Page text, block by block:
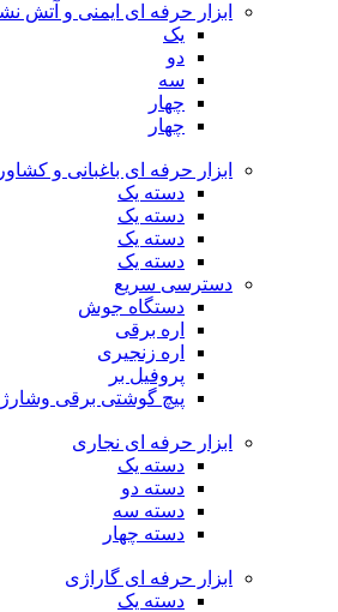
ابزار حرفه ای ایمنی و آتش
یک
دو
سه
چهار
چهار
ابزار حرفه ای باغبانی و
دسته یک
دسته یک
دسته یک
دسته یک
دسترسی سریع
دستگاه جوش
اره برقی
اره زنجیری
پروفیل بر
پیچ گوشتی برقی
ابزار حرفه ای نجاری
دسته یک
دسته دو
دسته سه
دسته چهار
ابزار حرفه ای گاراژی
دسته یک